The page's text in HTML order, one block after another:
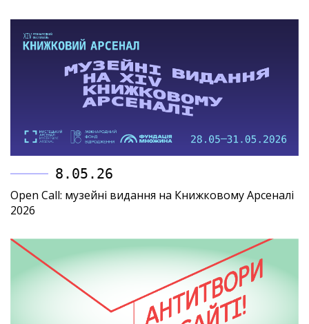
8.05.26
Open Call: музейні видання на Книжковому Арсеналі
2026